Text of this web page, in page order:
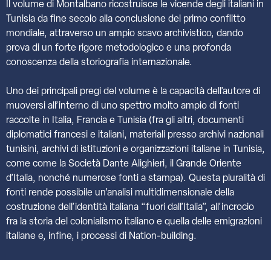
Il volume di Montalbano ricostruisce le vicende degli italiani in
Tunisia da fine secolo alla conclusione del primo conflitto
mondiale, attraverso un ampio scavo archivistico, dando
prova di un forte rigore metodologico e una profonda
conoscenza della storiografia internazionale.
Uno dei principali pregi del volume è la capacità dell’autore di
muoversi all’interno di uno spettro molto ampio di fonti
raccolte in Italia, Francia e Tunisia (fra gli altri, documenti
diplomatici francesi e italiani, materiali presso archivi nazionali
tunisini, archivi di istituzioni e organizzazioni italiane in Tunisia,
come come la Società Dante Alighieri, il Grande Oriente
d’Italia, nonché numerose fonti a stampa). Questa pluralità di
fonti rende possibile un’analisi multidimensionale della
costruzione dell’identità italiana “fuori dall’Italia”, all’incrocio
fra la storia del colonialismo italiano e quella delle emigrazioni
italiane e, infine, i processi di Nation-building.